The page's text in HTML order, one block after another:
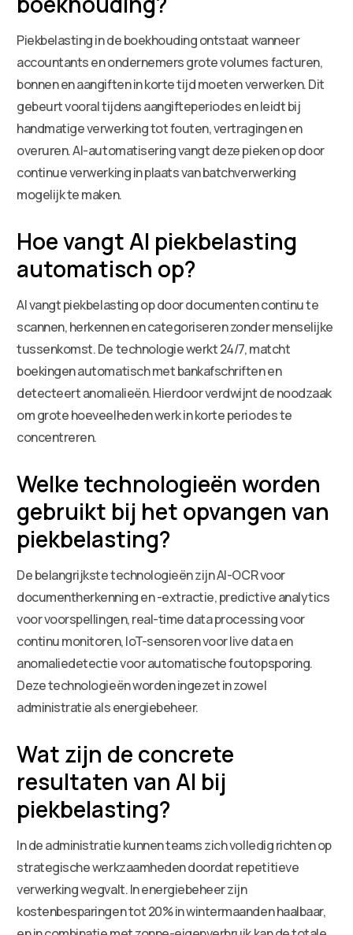
Piekbelasting in de boekhouding ontstaat wanneer
accountants en ondernemers grote volumes facturen,
bonnen en aangiften in korte tijd moeten verwerken. Dit
gebeurt vooral tijdens aangifteperiodes en leidt bij
handmatige verwerking tot fouten, vertragingen en
overuren. AI-automatisering vangt deze pieken op door
continue verwerking in plaats van batchverwerking
mogelijk te maken.
Hoe vangt AI piekbelasting
automatisch op?
AI vangt piekbelasting op door documenten continu te
scannen, herkennen en categoriseren zonder menselijke
tussenkomst. De technologie werkt 24/7, matcht
boekingen automatisch met bankafschriften en
detecteert anomalieën. Hierdoor verdwijnt de noodzaak
om grote hoeveelheden werk in korte periodes te
concentreren.
Welke technologieën worden
gebruikt bij het opvangen van
piekbelasting?
De belangrijkste technologieën zijn AI-OCR voor
documentherkenning en -extractie, predictive analytics
voor voorspellingen, real-time data processing voor
continu monitoren, IoT-sensoren voor live data en
anomaliedetectie voor automatische foutopsporing.
Deze technologieën worden ingezet in zowel
administratie als energiebeheer.
Wat zijn de concrete
resultaten van AI bij
piekbelasting?
In de administratie kunnen teams zich volledig richten op
strategische werkzaamheden doordat repetitieve
verwerking wegvalt. In energiebeheer zijn
kostenbesparingen tot 20% in wintermaanden haalbaar,